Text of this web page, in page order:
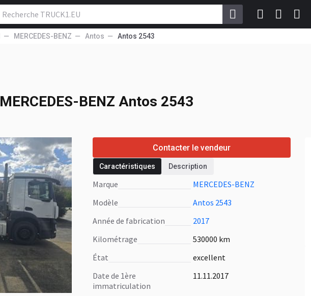
MERCEDES-BENZ Antos Antos 2543
MERCEDES-BENZ Antos 2543
Contacter le vendeur
Caractéristiques Description
Marque
MERCEDES-BENZ
Modèle
Antos 2543
Année de fabrication
2017
Kilométrage
530000 km
État
excellent
Date de 1ère
immatriculation
11.11.2017